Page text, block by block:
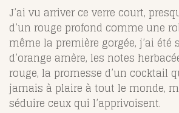
J’ai vu arriver ce verre court,
d’un rouge profond comme une
même la première gorgée, j’ai été
d’orange amère, les notes
rouge, la promesse d’un cocktail
jamais à plaire à tout le monde,
séduire ceux qui l’apprivoisent.